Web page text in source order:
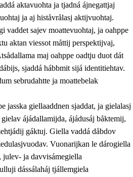
aktavuohta ja tjadná ájnegattjaj
ja aj histåvrålasj aktijvuohtaj.
vaddet sajev moattevuohtaj, ja oahppe
aktan viessot måttij perspektijvaj,
maj oahppe oadtju duot dát
sjaddá hábbmit sijá identitiehtav.
sebrudahtte ja moattebelak
jasska giellaaddnen sjaddat, ja gielalasj
ájádallamijda, ájádusáj båktemij,
gáktuj. Giella vaddá dåbdov
Vuonarijkan le dárogiella
julev- ja davvisámegiella
dássálaháj tjállemgiela